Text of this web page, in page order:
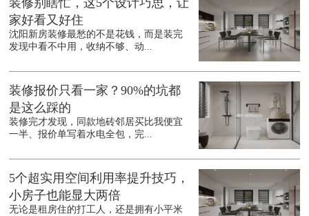
装修别瞎忙，这5个设计巧思，让
家好看又好住
沈阳新房装修最愁的不是花钱，而是装完
发现中看不中用，收纳不够、动...
装修报价只看一家？90%的坑都
是这么踩的
装修完才发现，同款地砖邻居买比我便宜
一半、报价单写着水电全包，完...
5个超实用空间利用率提升技巧，
小房子也能显大两倍
无论是租房住的打工人，还是拥有小平米